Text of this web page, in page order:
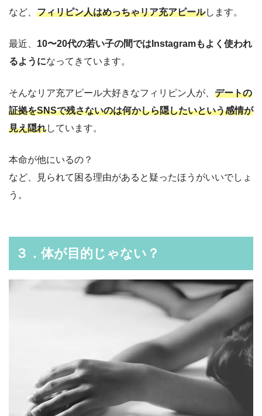
など、 フィリピン人はめっちゃリア充アピールします。
最近、 10〜20代の若い子の間ではInstagramもよく使われ
るようになってきています。
そんなリア充アピール大好きなフィリピン人が、 デートの
証拠をSNSで残さないのは何かしら隠したいという感情が
見え隠れしています。
本命が他にいるの？
など、見られて困る理由があると疑ったほうがいいでしょ
う。
３．体が目的じゃない？